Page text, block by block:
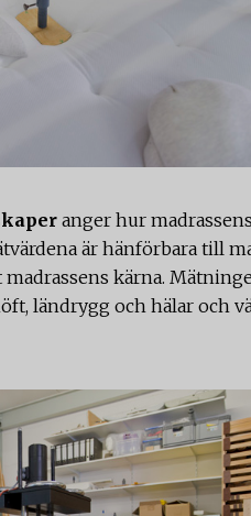
anger hur
är hänförbara till
kärna.
ländrygg och hälar och